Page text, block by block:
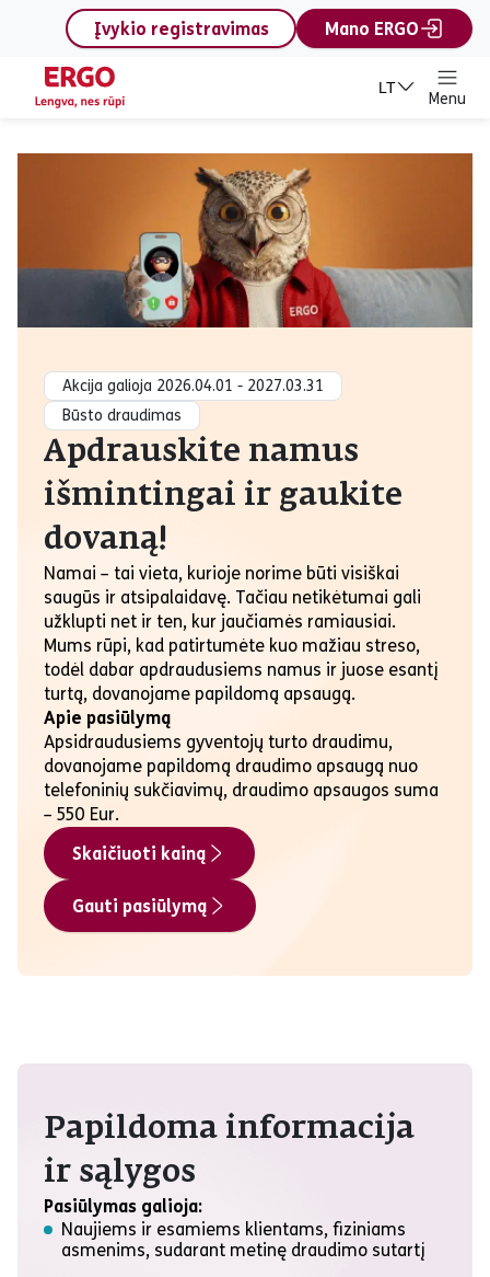
content
Įvykio registravimas
Mano ERGO
LT
Menu
Apdrauskite namus
Akcija galioja 2026.04.01 - 2027.03.31
Būsto draudimas
Apdrauskite namus
išmintingai ir gaukite
dovaną!
Namai – tai vieta, kurioje norime būti visiškai
saugūs ir atsipalaidavę. Tačiau netikėtumai gali
užklupti net ir ten, kur jaučiamės ramiausiai.
Mums rūpi, kad patirtumėte kuo mažiau streso,
todėl dabar apdraudusiems namus ir juose esantį
turtą, dovanojame papildomą apsaugą.
Apie pasiūlymą
Apsidraudusiems gyventojų turto draudimu,
dovanojame papildomą draudimo apsaugą nuo
telefoninių sukčiavimų, draudimo apsaugos suma
– 550 Eur.
Skaičiuoti kainą
Gauti pasiūlymą
Papildoma informacija
ir sąlygos
Pasiūlymas galioja:
Naujiems ir esamiems klientams, fiziniams
asmenims, sudarant metinę draudimo sutartį